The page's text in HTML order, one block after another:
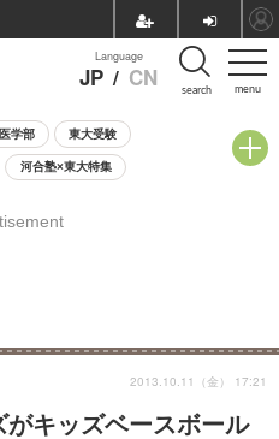
menu
Language
JP / CN search
医学部 東大受験
河合塾×東大特集
明会・相談会
キッズベースボール
2013.10.11（金） 17:21